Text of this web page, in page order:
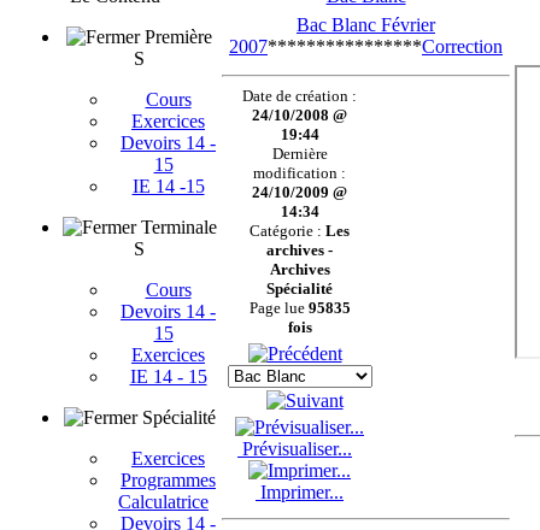
Première
S
Cours
Exercices
Devoirs 14 -
15
IE 14 -15
Terminale
S
Cours
Devoirs 14 -
15
Exercices
IE 14 - 15
Spécialité
Exercices
Programmes
Calculatrice
Devoirs 14 -
Bac Blanc Février
2007****************Correction
Date de création :
24/10/2008 @
19:44
Dernière
modification :
24/10/2009 @
14:34
Catégorie :Les
archives -
Archives
Spécialité
Page lue 95835
fois
Prévisualiser...
Imprimer...